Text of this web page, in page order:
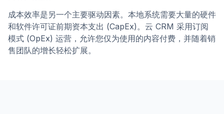
成本效率是另一个主要驱动因素。本地系统需要大量的硬件
和软件许可证前期资本支出 (CapEx)。云 CRM 采用订阅
模式 (OpEx) 运营，允许您仅为使用的内容付费，并随着销
售团队的增长轻松扩展。